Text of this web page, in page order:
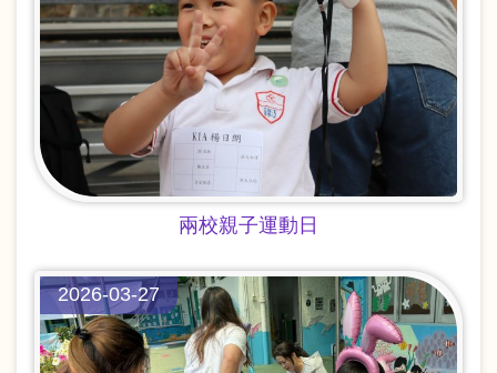
兩校親子運動日
2026-03-27